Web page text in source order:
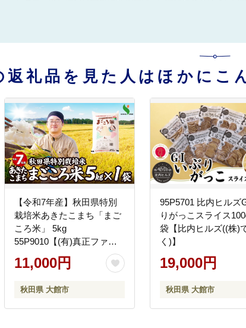
返礼品を見た人はほかにこ
【令和7年産】秋田県特別
栽培米あきたこまち「まご
ころ米」 5kg
55P9010【(有)真正ファー
11,000円
秋田県 大館市
95P5701 比内ヒルズ
りがっこスライス
袋【比内ヒルズ((株)
く)】
19,000円
秋田県 大館市